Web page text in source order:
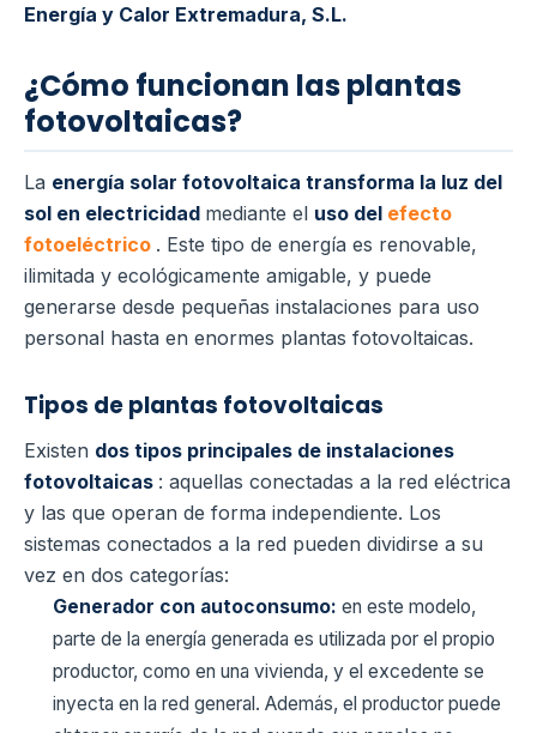
Energía y Calor Extremadura, S.L.
¿Cómo funcionan las plantas
fotovoltaicas?
La energía solar fotovoltaica transforma la luz del
sol en electricidad mediante el uso del efecto
fotoeléctrico . Este tipo de energía es renovable,
ilimitada y ecológicamente amigable, y puede
generarse desde pequeñas instalaciones para uso
personal hasta en enormes plantas fotovoltaicas.
Tipos de plantas fotovoltaicas
Existen dos tipos principales de instalaciones
fotovoltaicas : aquellas conectadas a la red eléctrica
y las que operan de forma independiente. Los
sistemas conectados a la red pueden dividirse a su
vez en dos categorías:
Generador con autoconsumo: en este modelo,
parte de la energía generada es utilizada por el propio
productor, como en una vivienda, y el excedente se
inyecta en la red general. Además, el productor puede